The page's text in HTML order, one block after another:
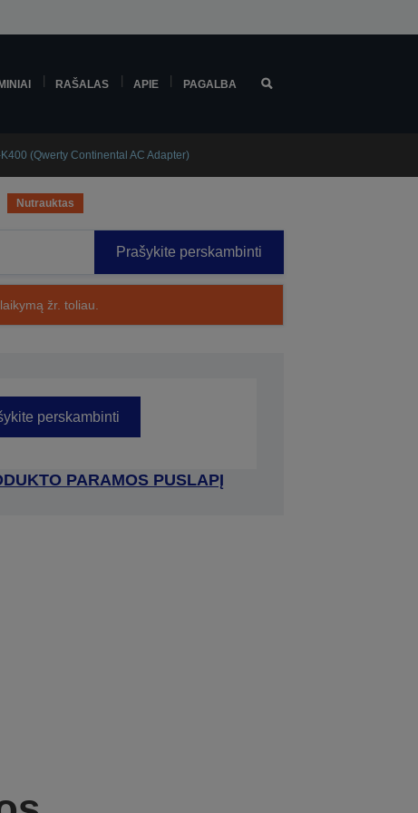
RAŠALAS APIE PAGALBA
(Qwerty Continental AC Adapter)
Nutrauktas
Prašykite perskambinti
žr. toliau.
perskambinti
PARAMOS PUSLAPĮ